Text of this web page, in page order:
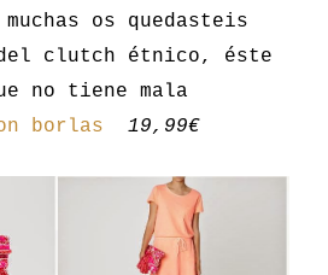
os quedasteis
clutch étnico, éste
no tiene mala
borlas 19,99€